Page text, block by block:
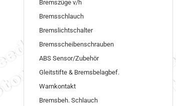
Bremszüge v/h
Bremsschlauch
Bremslichtschalter
Bremsscheibenschrauben
ABS Sensor/Zubehör
Gleitstifte & Bremsbelagbef.
Warnkontakt
Bremsbeh. Schlauch